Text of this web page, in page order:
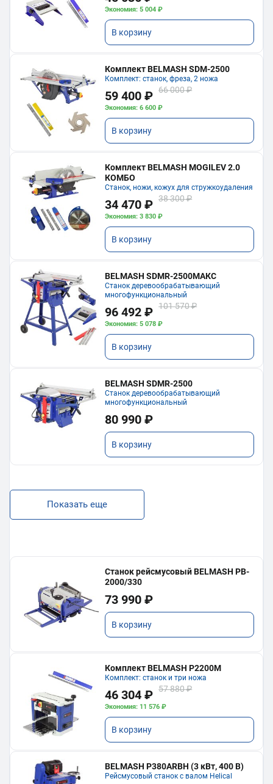
Экономия: 5 004 ₽
В корзину
Комплект BELMASH SDM-2500
Комплект: станок, фреза, 2 ножа
59 400 ₽ 66 000 ₽
Экономия: 6 600 ₽
В корзину
Комплект BELMASH MOGILEV 2.0
КОМБО
Станок, ножи, кожух для стружкоудаления
34 470 ₽ 38 300 ₽
Экономия: 3 830 ₽
В корзину
BELMASH SDMR-2500МАКС
Станок деревообрабатывающий
многофункциональный
96 492 ₽ 101 570 ₽
Экономия: 5 078 ₽
В корзину
BELMASH SDMR-2500
Станок деревообрабатывающий
многофункциональный
80 990 ₽
В корзину
Показать еще
Станок рейсмусовый BELMASH PB-
2000/330
73 990 ₽
В корзину
Комплект BELMASH P2200M
Комплект: станок и три ножа
46 304 ₽ 57 880 ₽
Экономия: 11 576 ₽
В корзину
BELMASH P380ARBH (3 кВт, 400 В)
Рейсмусовый станок с валом Helical